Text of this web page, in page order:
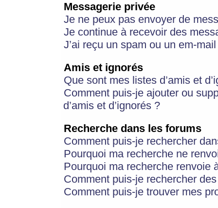
Messagerie privée
Je ne peux pas envoyer de
Je continue à recevoir des
J’ai reçu un spam ou un em-
Amis et ignorés
Que sont mes listes d’amis et
Comment puis-je ajouter ou
d’amis et d’ignorés ?
Recherche dans les forums
Comment puis-je rechercher
Pourquoi ma recherche ne
Pourquoi ma recherche renvoie
Comment puis-je rechercher
Comment puis-je trouver mes